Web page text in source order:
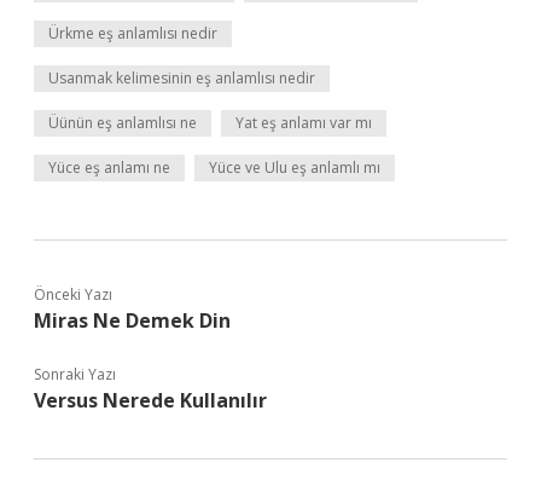
Ürkme eş anlamlısı nedir
Usanmak kelimesinin eş anlamlısı nedir
Üünün eş anlamlısı ne Yat eş anlamı var mı
Yüce eş anlamı ne Yüce ve Ulu eş anlamlı mı
Önceki Yazı
Miras Ne Demek Din
Sonraki Yazı
Versus Nerede Kullanılır